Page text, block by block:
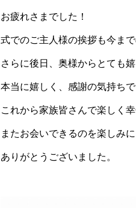
お疲れさまでした！
式でのご主人様の挨拶も今ま
さらに後日、奥様からとても
本当に嬉しく、感謝の気持ち
これから家族皆さんで楽しく
またお会いできるのを楽しみ
ありがとうございました。